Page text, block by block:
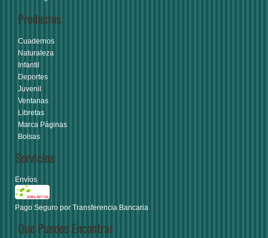
Productos
Cuadernos
Naturaleza
Infantil
Deportes
Juvenil
Ventanas
Libretas
Marca Páginas
Bolsas
Servicios
Envíos
Pago Seguro por Transferencia Bancaria
Que Puedes Encontrar